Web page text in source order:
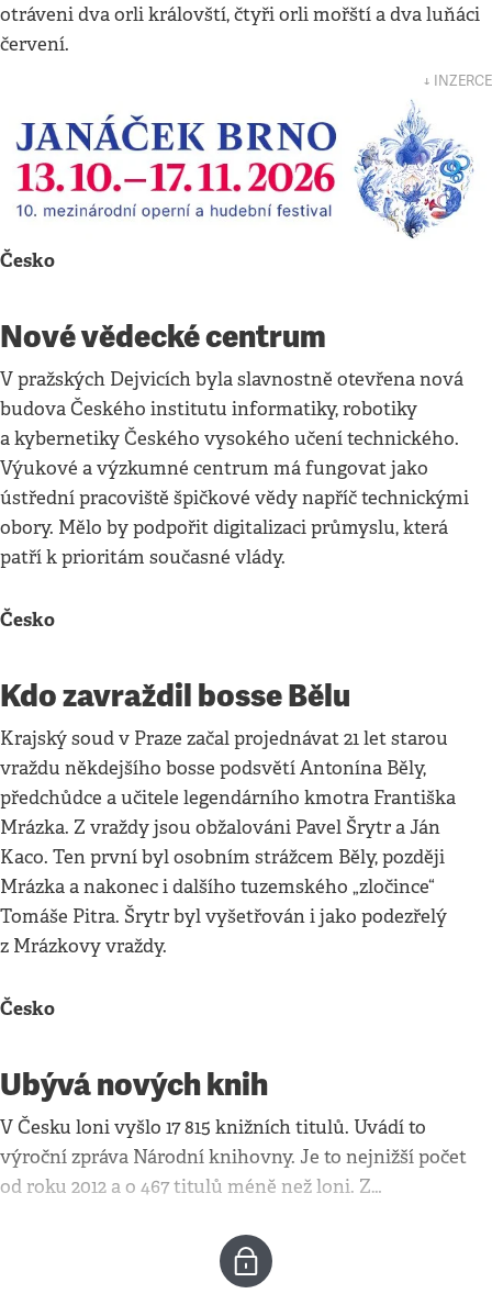
otráveni dva orli královští, čtyři orli mořští a dva luňáci
červení.
↓ INZERCE
Česko
Nové vědecké centrum
V pražských Dejvicích byla slavnostně otevřena nová
budova Českého institutu informatiky, robotiky
a kybernetiky Českého vysokého učení technického.
Výukové a výzkumné centrum má fungovat jako
ústřední pracoviště špičkové vědy napříč technickými
obory. Mělo by podpořit digitalizaci průmyslu, která
patří k prioritám současné vlády.
Česko
Kdo zavraždil bosse Bělu
Krajský soud v Praze začal projednávat 21 let starou
vraždu někdejšího bosse podsvětí Antonína Běly,
předchůdce a učitele legendárního kmotra Františka
Mrázka. Z vraždy jsou obžalováni Pavel Šrytr a Ján
Kaco. Ten první byl osobním strážcem Běly, později
Mrázka a nakonec i dalšího tuzemského „zločince“
Tomáše Pitra. Šrytr byl vyšetřován i jako podezřelý
z Mrázkovy vraždy.
Česko
Ubývá nových knih
V Česku loni vyšlo 17 815 knižních titulů. Uvádí to
výroční zpráva Národní knihovny. Je to nejnižší počet
od roku 2012 a o 467 titulů méně než loni. Z…